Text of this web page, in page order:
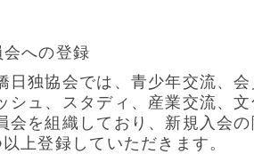
への登録
独協会では、青少年交流、
シュ、スタディ、産業交流、
会を組織しており、新規入会
上登録していただきます。